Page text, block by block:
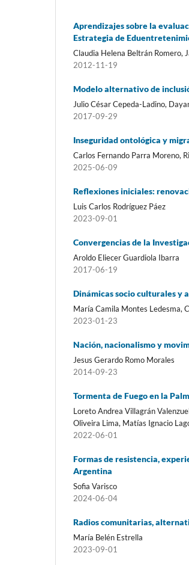
Aprendizajes sobre la
Estrategia de
Claudia Helena Beltrán Romero,
2012-11-19
Modelo alternativo de
Julio César Cepeda-Ladino,
2017-09-29
Inseguridad ontológica y
Carlos Fernando Parra Moreno,
2025-06-09
Reflexiones iniciales:
Luis Carlos Rodríguez Páez
2023-09-01
Convergencias de la
Aroldo Eliecer Guardiola Ibarra
2017-06-19
Dinámicas socio culturales y
María Camila Montes Ledesma,
2023-01-23
Nación, nacionalismo y
Jesus Gerardo Romo Morales
2014-09-23
Tormenta de Fuego en la
Loreto Andrea Villagrán
Oliveira Lima, Matías Ignacio
2022-06-01
Formas de resistencia,
Argentina
Sofia Varisco
2024-06-04
Radios comunitarias,
María Belén Estrella
2023-09-01